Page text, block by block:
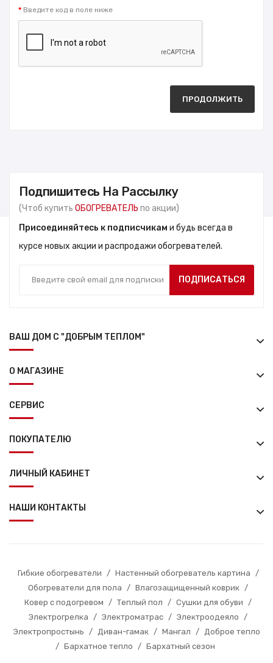
Введите код в поле ниже
ПРОДОЛЖИТЬ
Подпишитесь На Рассылку
(Чтоб купить ОБОГРЕВАТЕЛЬ по акции)
Присоединяйтесь к подписчикам и будь всегда в
курсе новых акции и распродажи обогревателей.
ПОДПИСАТЬСЯ
ВАШ ДОМ С "ДОБРЫМ ТЕПЛОМ"
О МАГАЗИНЕ
СЕРВИС
ПОКУПАТЕЛЮ
ЛИЧНЫЙ КАБИНЕТ
НАШИ КОНТАКТЫ
Гибкие обогреватели / Настенный обогреватель картина
/
Обогреватели для пола
/ Влагозащищенный коврик
/
Ковер с подогревом
/ Теплый пол / Сушки для обуви
/
Электрогрелка
/ Электроматрас / Электроодеяло
/
Электропростынь
/ Диван-гамак / Мангал /
Доброе тепло
/ Бархатное тепло / Бархатный сезон